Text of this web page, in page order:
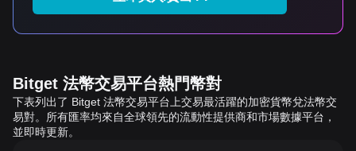
Bitget 法幣交易平台熱門幣對
下表列出了 Bitget 法幣交易平台上交易最活躍的加密貨幣兌法幣交
易對。所有匯率均來自全球領先的流動性提供商和市場數據平台，
並即時更新。